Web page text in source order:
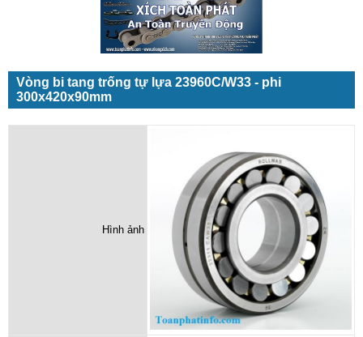
Vòng bi tang trống tự lựa 23960C/W33 - phi
300x420x90mm
Hình ảnh